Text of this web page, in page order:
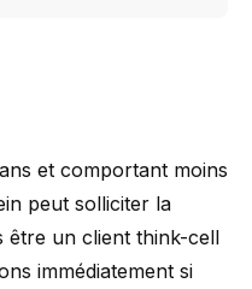
et comportant moins
peut solliciter la
être un client think-cell
immédiatement si